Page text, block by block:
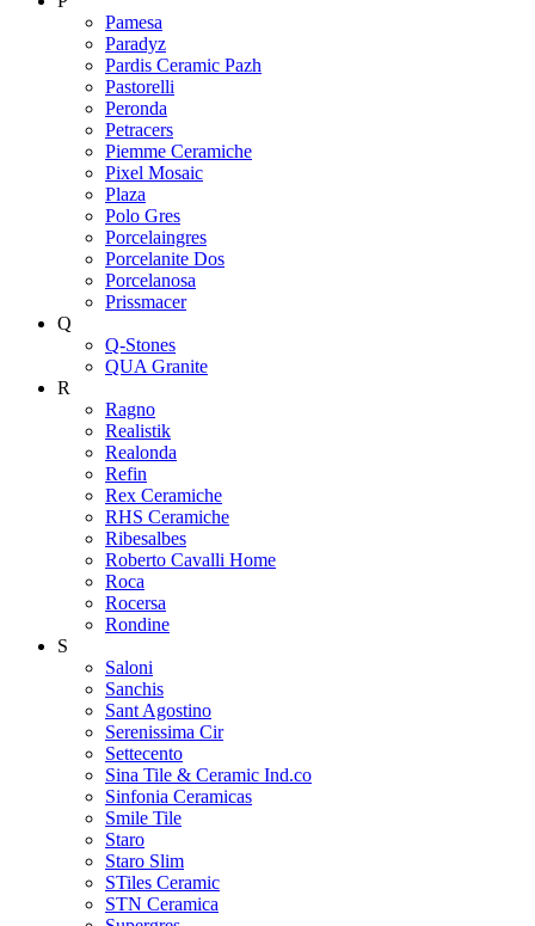
Pamesa
Paradyz
Pardis Ceramic Pazh
Pastorelli
Peronda
Petracers
Piemme Ceramiche
Pixel Mosaic
Plaza
Polo Gres
Porcelaingres
Porcelanite Dos
Porcelanosa
Prissmacer
Q
Q-Stones
QUA Granite
R
Ragno
Realistik
Realonda
Refin
Rex Ceramiche
RHS Ceramiche
Ribesalbes
Roberto Cavalli Home
Roca
Rocersa
Rondine
S
Saloni
Sanchis
Sant Agostino
Serenissima Cir
Settecento
Sina Tile & Ceramic Ind.co
Sinfonia Ceramicas
Smile Tile
Staro
Staro Slim
STiles Ceramic
STN Ceramica